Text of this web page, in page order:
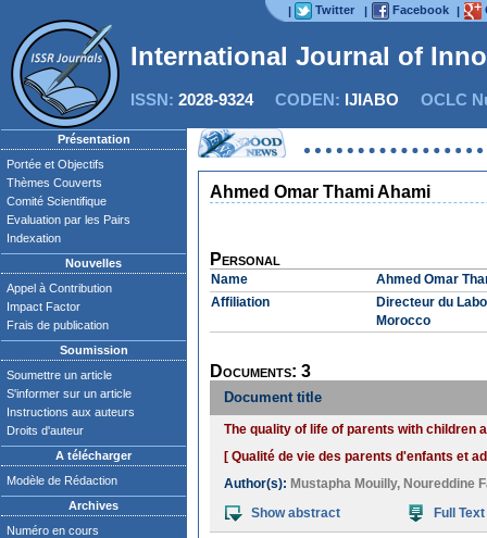
| Twitter | Facebook |
International Journal of
ISSN: 2028-9324CODEN: IJIABO OCLC
Présentation
Portée et Objectifs
Thèmes Couverts
Comité Scientifique
Evaluation par les Pairs
Indexation
Nouvelles
Appel à Contribution
Impact Factor
Frais de publication
Soumission
Soumettre un article
S'informer sur un article
Instructions aux auteurs
Droits d'auteur
A télécharger
Modèle de Rédaction
Archives
Numéro en cours
Ahmed Omar Thami Ahami
Personal
Name
Ahmed Omar
Affiliation
Directeur du
Morocco
Documents: 3
Document title
The quality of life of parents with children
[ Qualité de vie des parents d'enfants et
Author(s): Mustapha Mouilly, Noureddine
Show abstract
Full Text